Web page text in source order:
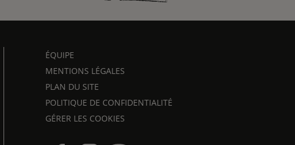
ÉQUIPE
MENTIONS LÉGALES
PLAN DU SITE
POLITIQUE DE CONFIDENTIALITÉ
GÉRER LES COOKIES